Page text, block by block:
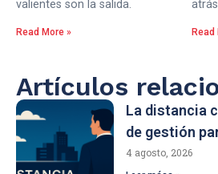
valientes son la salida.
Read More » Read
Artículos
La distancia
de gestión
4 agosto, 2026